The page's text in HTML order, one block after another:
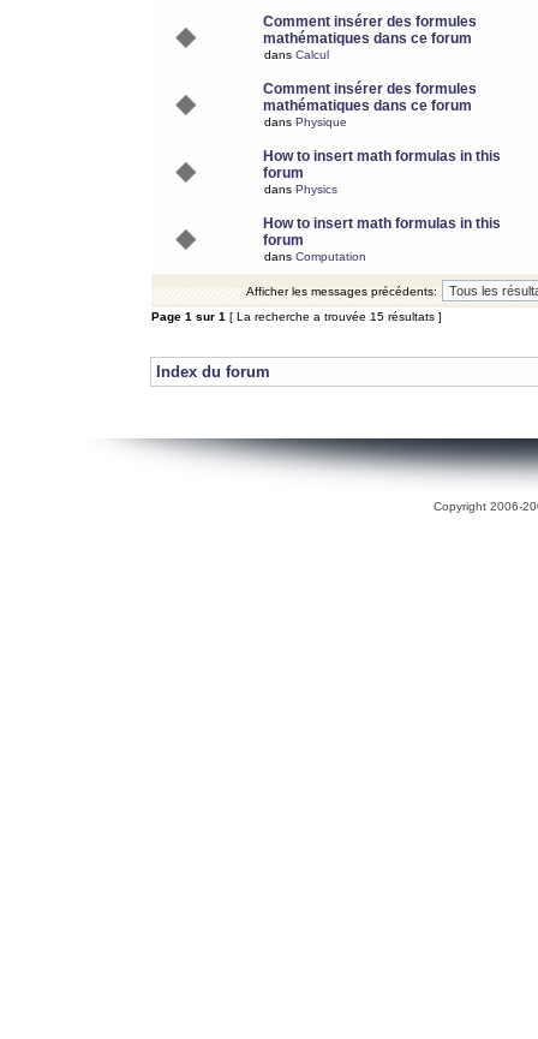
Comment insérer des formules
mathématiques dans ce forum
dans Calcul
Comment insérer des formules
mathématiques dans ce forum
dans Physique
How to insert math formulas in this
forum
dans Physics
How to insert math formulas in this
forum
dans Computation
Afficher les messages précédents:
Page 1 sur 1 [ La recherche a trouvée 15 résultats ]
Index du forum
Copyright 2006-